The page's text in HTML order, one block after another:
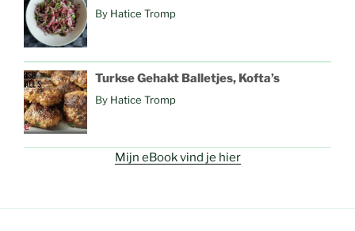
By Hatice Tromp
Turkse Gehakt Balletjes, Kofta’s
By Hatice Tromp
Mijn eBook vind je hier